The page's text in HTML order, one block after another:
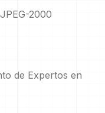
2000
de Expertos en